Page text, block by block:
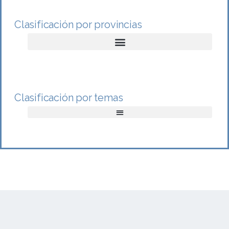
Clasificación por provincias
Clasificación por temas